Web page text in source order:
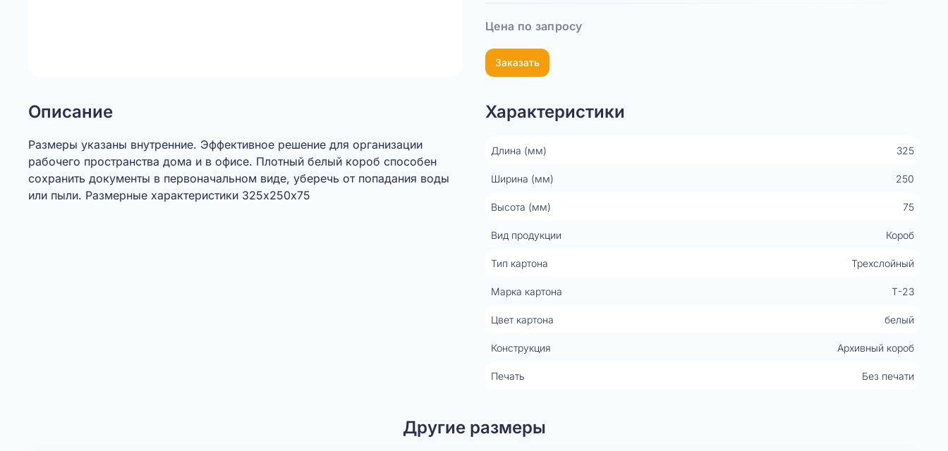
Цена по запросу
Заказать
Описание
Размеры указаны внутренние. Эффективное решение для организации
рабочего пространства дома и в офисе. Плотный белый короб способен
сохранить документы в первоначальном виде, уберечь от попадания воды
или пыли. Размерные характеристики 325х250х75
Характеристики
Длина (мм) 325
Ширина (мм) 250
Высота (мм) 75
Вид продукции Короб
Тип картона Трехслойный
Марка картона Т-23
Цвет картона белый
Конструкция Архивный короб
Печать Без печати
Другие размеры